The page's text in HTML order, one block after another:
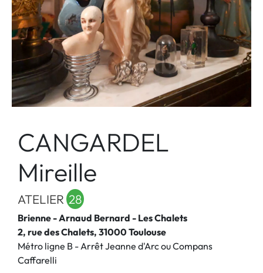
CANGARDEL
Mireille
ATELIER 28
Brienne - Arnaud Bernard - Les Chalets
2, rue des Chalets, 31000 Toulouse
Métro ligne B - Arrêt Jeanne d'Arc ou Compans
Caffarelli